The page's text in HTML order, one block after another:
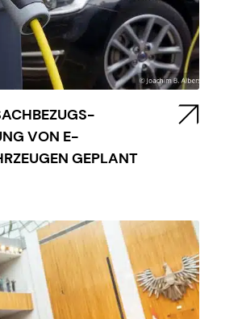
VON E-
GEPLANT